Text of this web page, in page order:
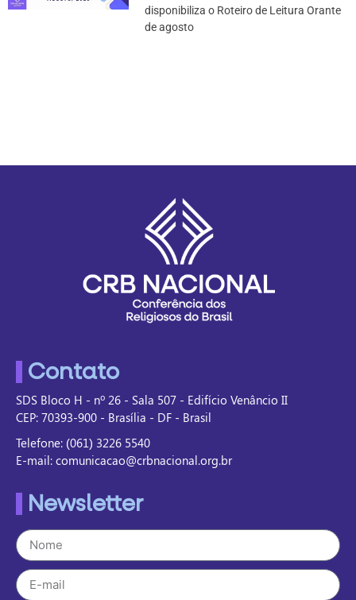
disponibiliza o Roteiro de Leitura Orante
de agosto
Contato
SDS Bloco H - nº 26 - Sala 507 - Edifício Venâncio II
CEP: 70393-900 - Brasília - DF - Brasil
Telefone: (061) 3226 5540
E-mail: comunicacao@crbnacional.org.br
Newsletter